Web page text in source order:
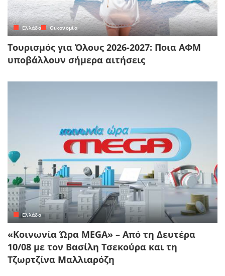
Ελλάδα Οικονομία
Τουρισμός για Όλους 2026-2027: Ποια ΑΦΜ
υποβάλλουν σήμερα αιτήσεις
Ελλάδα
«Κοινωνία Ώρα MEGA» – Από τη Δευτέρα
10/08 με τον Βασίλη Τσεκούρα και τη
Τζωρτζίνα Μαλλιαρόζη